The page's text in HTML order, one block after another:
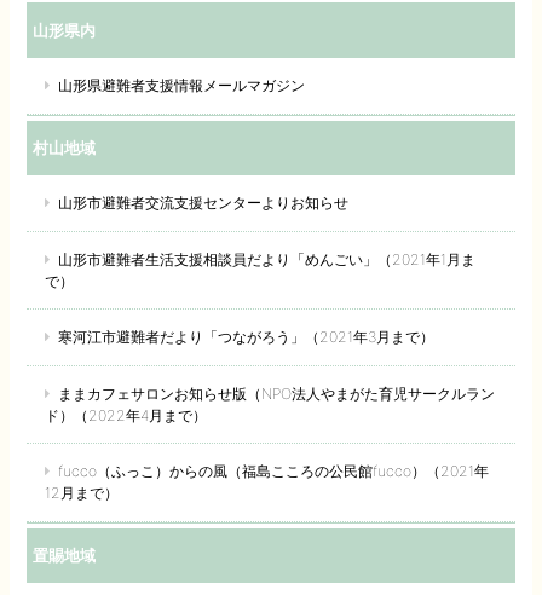
山形県内
山形県避難者支援情報メールマガジン
村山地域
山形市避難者交流支援センターよりお知らせ
山形市避難者生活支援相談員だより「めんごい」（2021年1月ま
で）
寒河江市避難者だより「つながろう」（2021年3月まで）
ままカフェサロンお知らせ版（NPO法人やまがた育児サークルラン
ド）（2022年4月まで）
fucco（ふっこ）からの風（福島こころの公民館fucco）（2021年
12月まで）
置賜地域